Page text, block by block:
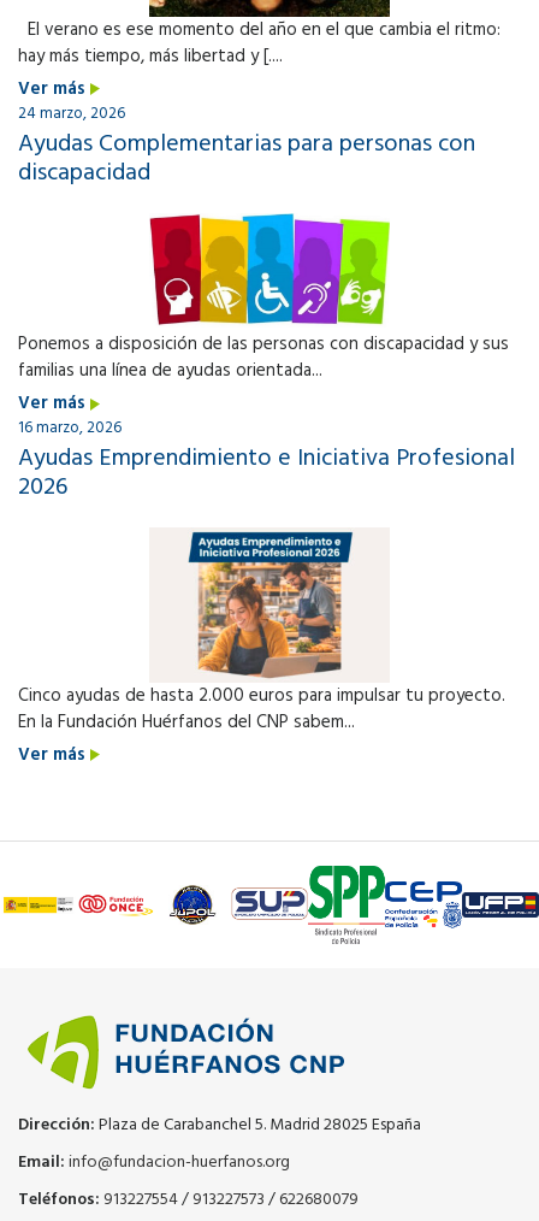
El verano es ese momento del año en el que cambia el ritmo:
hay más tiempo, más libertad y [....
Ver más
24 marzo, 2026
Ayudas Complementarias para personas con
discapacidad
Ponemos a disposición de las personas con discapacidad y sus
familias una línea de ayudas orientada...
Ver más
16 marzo, 2026
Ayudas Emprendimiento e Iniciativa Profesional
2026
Cinco ayudas de hasta 2.000 euros para impulsar tu proyecto.
En la Fundación Huérfanos del CNP sabem...
Ver más
Dirección:Plaza de Carabanchel 5. Madrid 28025 España
Email:info@fundacion-huerfanos.org
Teléfonos: 913227554/913227573/622680079